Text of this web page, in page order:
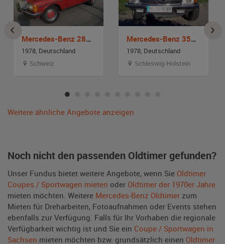
Mercedes-Benz 280 CE W 123
1978, Deutschland
Schweiz
Mercedes-Benz 350 SLC Coupe C107
1978, Deutschland
Schleswig-Holstein
Weitere ähnliche Angebote anzeigen
Noch nicht den passenden Oldtimer gefunden?
Unser Fundus bietet weitere Angebote, wenn Sie Oldtimer
Coupes / Sportwagen mieten oder Oldtimer der 1970er Jahre
mieten möchten. Weitere Mercedes-Benz Oldtimer zum
Mieten für Dreharbeiten, Fotoaufnahmen oder Events stehen
ebenfalls zur Verfügung. Falls für Ihr Vorhaben die regionale
Verfügbarkeit wichtig ist und Sie ein Coupe / Sportwagen in
Sachsen mieten möchten bzw. grundsätzlich einen Oldtimer